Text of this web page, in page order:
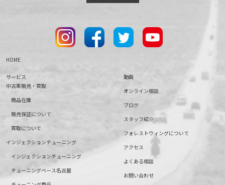
HOME
サービス
中古車販売・買取
商品在庫
販売保証について
買取について
インジェクションチューニング
インジェクションチューニング
チューニングベース名古屋
動画
オンライン相談
ブログ
スタッフ紹介
フォレストウィングについて
アクセス
よくある相談
お問い合わせ